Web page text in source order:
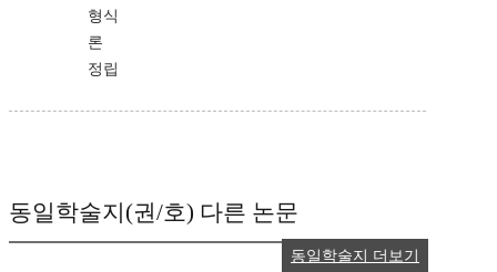
형식
론
정립
동일학술지(권/호) 다른 논문
동일학술지 더보기